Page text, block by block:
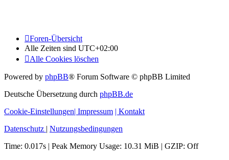
Foren-Übersicht
Alle Zeiten sind UTC+02:00
Alle Cookies löschen
Powered by phpBB® Forum Software © phpBB Limited
Deutsche Übersetzung durch phpBB.de
Cookie-Einstellungen| Impressum | Kontakt
Datenschutz | Nutzungsbedingungen
Time: 0.017s | Peak Memory Usage: 10.31 MiB | GZIP: Off